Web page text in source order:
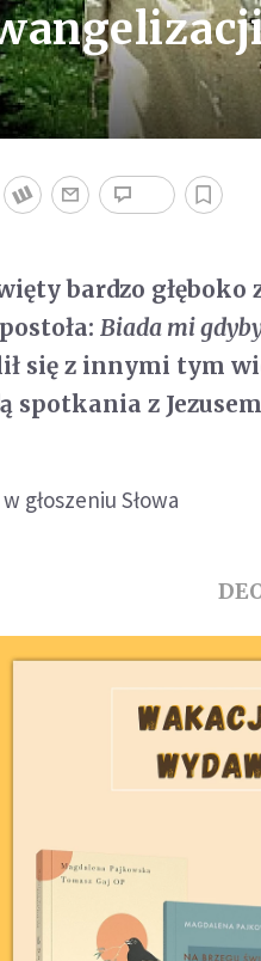
bardzo głęboko
Biada mi
się z innymi tym
spotkania z
głoszeniu Słowa